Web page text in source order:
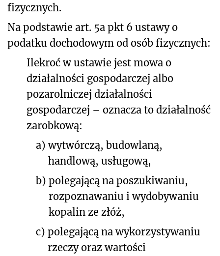
fizycznych.
Na podstawie art. 5a pkt 6 ustawy o
podatku dochodowym od osób fizycznych:
Ilekroć w ustawie jest mowa o
działalności gospodarczej albo
pozarolniczej działalności
gospodarczej – oznacza to działalność
zarobkową:
a) wytwórczą, budowlaną,
handlową, usługową,
b) polegającą na poszukiwaniu,
rozpoznawaniu i wydobywaniu
kopalin ze złóż,
c) polegającą na wykorzystywaniu
rzeczy oraz wartości